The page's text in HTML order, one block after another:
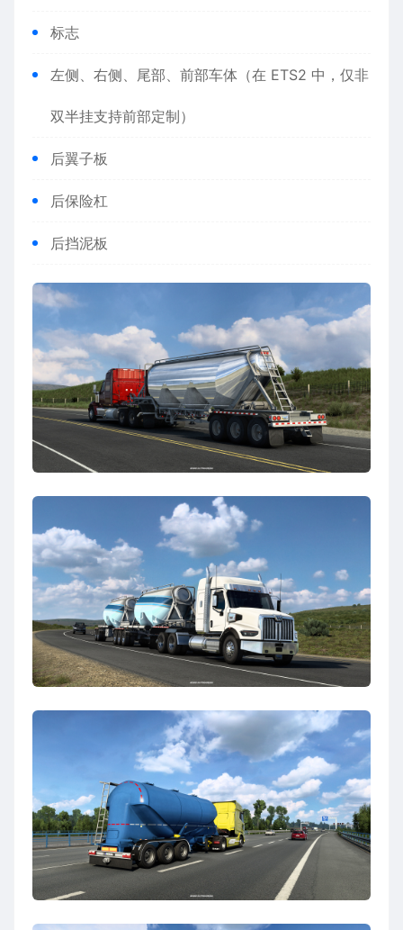
标志
左侧、右侧、尾部、前部车体（在 ETS2 中，仅非
双半挂支持前部定制）
后翼子板
后保险杠
后挡泥板